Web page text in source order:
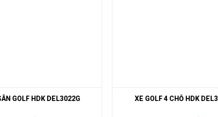
DC (chuyển đổi từ 48V thành 12V), còi. Báo thức đảo chiều
4 CHỖ HDK DEL3022G2G XE GOLF 4 CHỖ NGỒI